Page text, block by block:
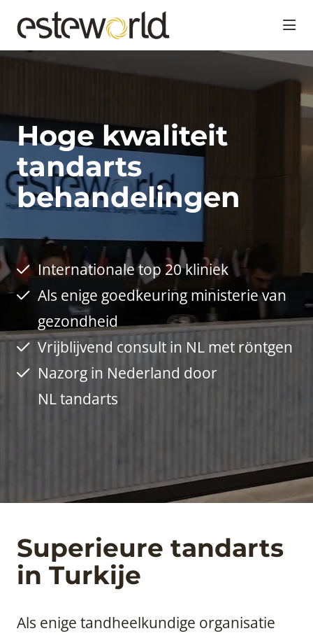
Hoge kwaliteit
tandarts
behandelingen
Internationale top 20 kliniek
Als enige goedkeuring ministerie van
gezondheid
Vrijblijvend consult in NL met röntgen
Nazorg in Nederland door
NL tandarts
Superieure tandarts
in Turkije
Als enige tandheelkundige organisatie